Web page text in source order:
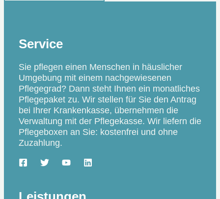
Service
Sie pflegen einen Menschen in häuslicher
Umgebung mit einem nachgewiesenen
Pflegegrad? Dann steht Ihnen ein monatliches
Pflegepaket zu. Wir stellen für Sie den Antrag
bei Ihrer Krankenkasse, übernehmen die
Verwaltung mit der Pflegekasse. Wir liefern die
Pflegeboxen an Sie: kostenfrei und ohne
Zuzahlung.